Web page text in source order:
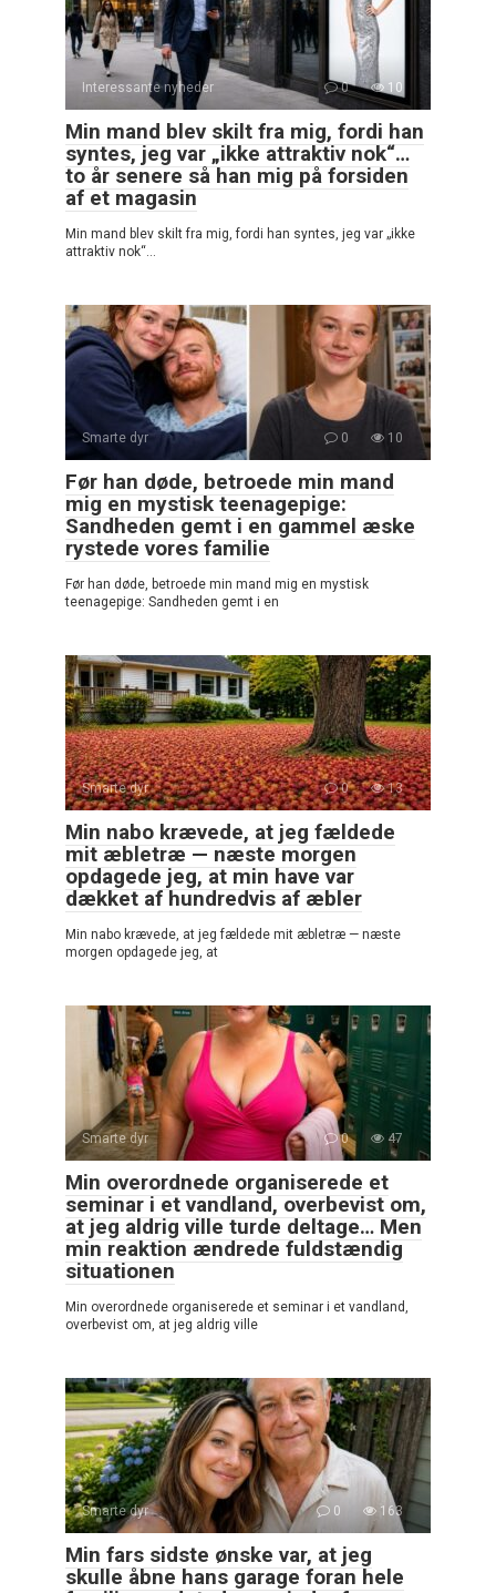
Interessante nyheder 0 10
Min mand blev skilt fra mig, fordi han
syntes, jeg var „ikke attraktiv nok“…
to år senere så han mig på forsiden
af et magasin
Min mand blev skilt fra mig, fordi han syntes, jeg var „ikke
attraktiv nok“…
Smarte dyr 0 10
Før han døde, betroede min mand
mig en mystisk teenagepige:
Sandheden gemt i en gammel æske
rystede vores familie
Før han døde, betroede min mand mig en mystisk
teenagepige: Sandheden gemt i en
Smarte dyr 0 13
Min nabo krævede, at jeg fældede
mit æbletræ — næste morgen
opdagede jeg, at min have var
dækket af hundredvis af æbler
Min nabo krævede, at jeg fældede mit æbletræ — næste
morgen opdagede jeg, at
Smarte dyr 0 47
Min overordnede organiserede et
seminar i et vandland, overbevist om,
at jeg aldrig ville turde deltage… Men
min reaktion ændrede fuldstændig
situationen
Min overordnede organiserede et seminar i et vandland,
overbevist om, at jeg aldrig ville
Smarte dyr 0 163
Min fars sidste ønske var, at jeg
skulle åbne hans garage foran hele